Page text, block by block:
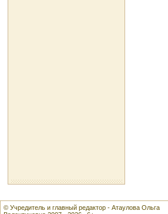
© Учредитель и главный редактор - Атаулова Ольга